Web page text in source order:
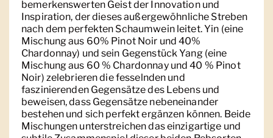
bemerkenswerten Geist der Innovation und
Inspiration, der dieses außergewöhnliche Streben
nach dem perfekten Schaumwein leitet. Yin (eine
Mischung aus 60% Pinot Noir und 40%
Chardonnay) und sein Gegenstück Yang (eine
Mischung aus 60 % Chardonnay und 40 % Pinot
Noir) zelebrieren die fesselnden und
faszinierenden Gegensätze des Lebens und
beweisen, dass Gegensätze nebeneinander
bestehen und sich perfekt ergänzen können. Beide
Mischungen unterstreichen das einzigartige und